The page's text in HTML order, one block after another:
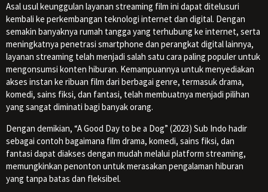
Asal usul keunggulan layanan streaming film ini dapat ditelusuri
kembali ke perkembangan teknologi internet dan digital. Dengan
semakin banyaknya rumah tangga yang terhubung ke internet, serta
meningkatnya penetrasi smartphone dan perangkat digital lainnya,
layanan streaming telah menjadi salah satu cara paling populer untuk
mengonsumsi konten hiburan. Kemampuannya untuk menyediakan
akses instan ke ribuan film dari berbagai genre, termasuk drama,
komedi, sains fiksi, dan fantasi, telah membuatnya menjadi pilihan
yang sangat diminati bagi banyak orang.
Dengan demikian, “A Good Day to be a Dog” (2023) Sub Indo hadir
sebagai contoh bagaimana film drama, komedi, sains fiksi, dan
fantasi dapat diakses dengan mudah melalui platform streaming,
memungkinkan penonton untuk merasakan pengalaman hiburan
yang tanpa batas dan fleksibel.